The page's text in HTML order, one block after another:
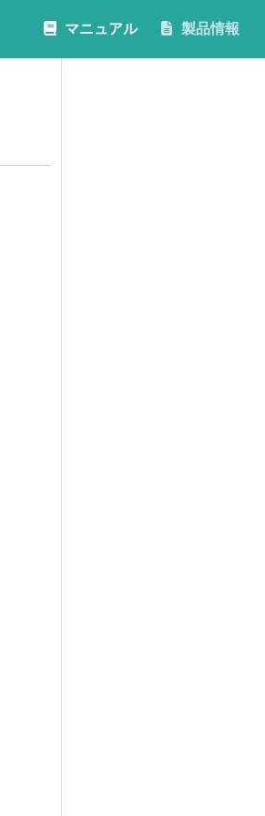
マニュアル 製品情報